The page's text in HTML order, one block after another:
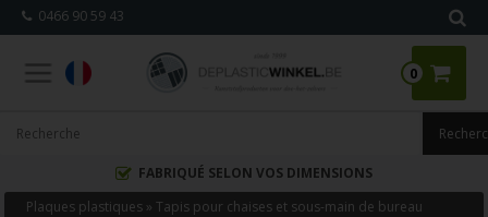
0466 90 59 43
0
FABRIQUÉ SELON VOS DIMENSIONS
Plaques plastiques »Tapis pour chaises et sous-main de bureau